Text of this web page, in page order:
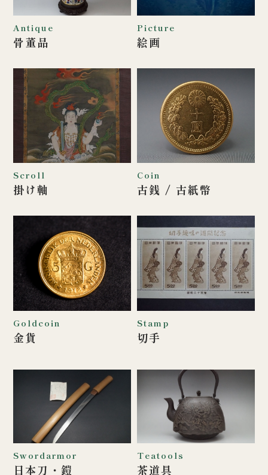
Antique
骨董品
Picture
絵画
Scroll
掛け軸
Coin
古銭 / 古紙幣
Goldcoin
金貨
Stamp
切手
Swordarmor
日本刀・鎧
Teatools
茶道具